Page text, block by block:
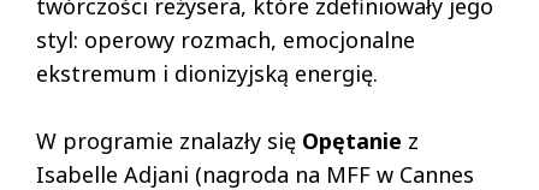
twórczości reżysera, które zdefiniowały jego
styl: operowy rozmach, emocjonalne
ekstremum i dionizyjską energię.
W programie znalazły się Opętanie z
Isabelle Adjani (nagroda na MFF w Cannes